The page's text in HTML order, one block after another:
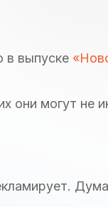
в выпуске
они могут не